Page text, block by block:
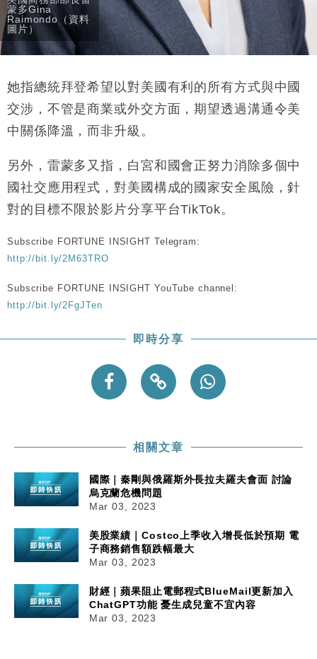
蒙多Gina
Raimondo（資料
圖片）
她指總統拜登希望以對美國有利的所有方式與中國
交涉，不管是商業或外交方面，期望透過溝通令美
中關係降溫，而非升級。
另外，雷蒙多又指，白宮和國會正努力消除多個中
國社交應用程式，對美國構成的國家安全風險，針
對的目標不限於影片分享平台TikTok。
Subscribe FORTUNE INSIGHT Telegram:
http://bit.ly/2M63TRO
Subscribe FORTUNE INSIGHT YouTube channel:
http://bit.ly/2FgJTen
即時分享
相關文章
國際｜秦剛與俄羅斯外長拉夫羅夫會面 討論
烏克蘭危機問題
Mar 03, 2023
美股業績｜Costco上季收入增長低於預期 電
子商務銷售額跌幅最大
Mar 03, 2023
財經｜蘋果阻止電郵程式BlueMail更新加入
ChatGPT功能 憂生成兒童不宜內容
Mar 03, 2023